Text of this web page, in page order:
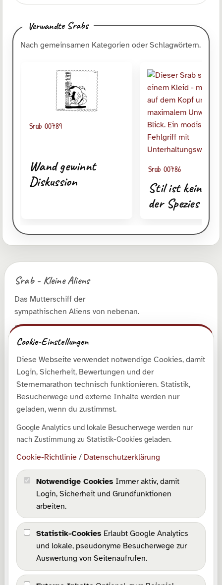
Verwandte Srabs
Nach gemeinsamen Kategorien oder Schlagwörtern.
Srab 00789
Wand gewinnt
Diskussion
Srab 00786
Stil ist keine
der Spezies
Srab - Kleine Aliens
Das Mutterschiff der
sympathischen Aliens von nebenan.
© 2026 Roman Runge
Entdecken
Shop
Galerie
Kollektionen
Downloads
SrabLog
Über mich
Rechtliches
Impressum
Datenschutz
Barrierefreiheit
Wissensbasis
Cookie-Richtlinie
Cookie-Einstellungen
Diese Webseite verwendet notwendige Cookies, damit
Login, Sicherheit, Bewertungen und der
Sternemarathon technisch funktionieren. Statistik,
Besucherwege und externe Inhalte werden nur
geladen, wenn du zustimmst.
Google Analytics und lokale Besucherwege werden nur
nach Zustimmung zu Statistik-Cookies geladen.
Cookie-Richtlinie / Datenschutzerklärung
Notwendige Cookies Immer aktiv, damit
Login, Sicherheit und Grundfunktionen
arbeiten.
Statistik-Cookies Erlaubt Google Analytics
und lokale, pseudonyme Besucherwege zur
Auswertung von Seitenaufrufen.